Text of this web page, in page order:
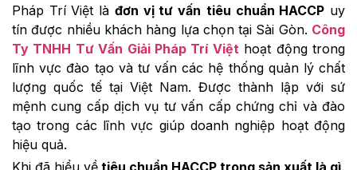
Pháp Trí Việt là đơn vị tư vấn tiêu chuẩn HACCP uy
tín được nhiều khách hàng lựa chọn tại Sài Gòn. Công
Ty TNHH Tư Vấn Giải Pháp Trí Việt hoạt động trong
lĩnh vực đào tạo và tư vấn các hệ thống quản lý chất
lượng quốc tế tại Việt Nam. Được thành lập với sứ
mệnh cung cấp dịch vụ tư vấn cấp chứng chỉ và đào
tạo trong các lĩnh vực giúp doanh nghiệp hoạt động
hiệu quả.